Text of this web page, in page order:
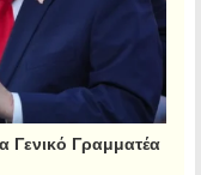
Γενικό Γραμματέα